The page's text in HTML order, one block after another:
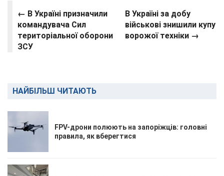
← В Україні призначили
командувача Сил
територіальної оборони
ЗСУ
В Україні за добу
військові знишили купу
ворожої техніки →
НАЙБІЛЬШ ЧИТАЮТЬ
FPV-дрони полюють на запоріжців: головні
правила, як вберегтися